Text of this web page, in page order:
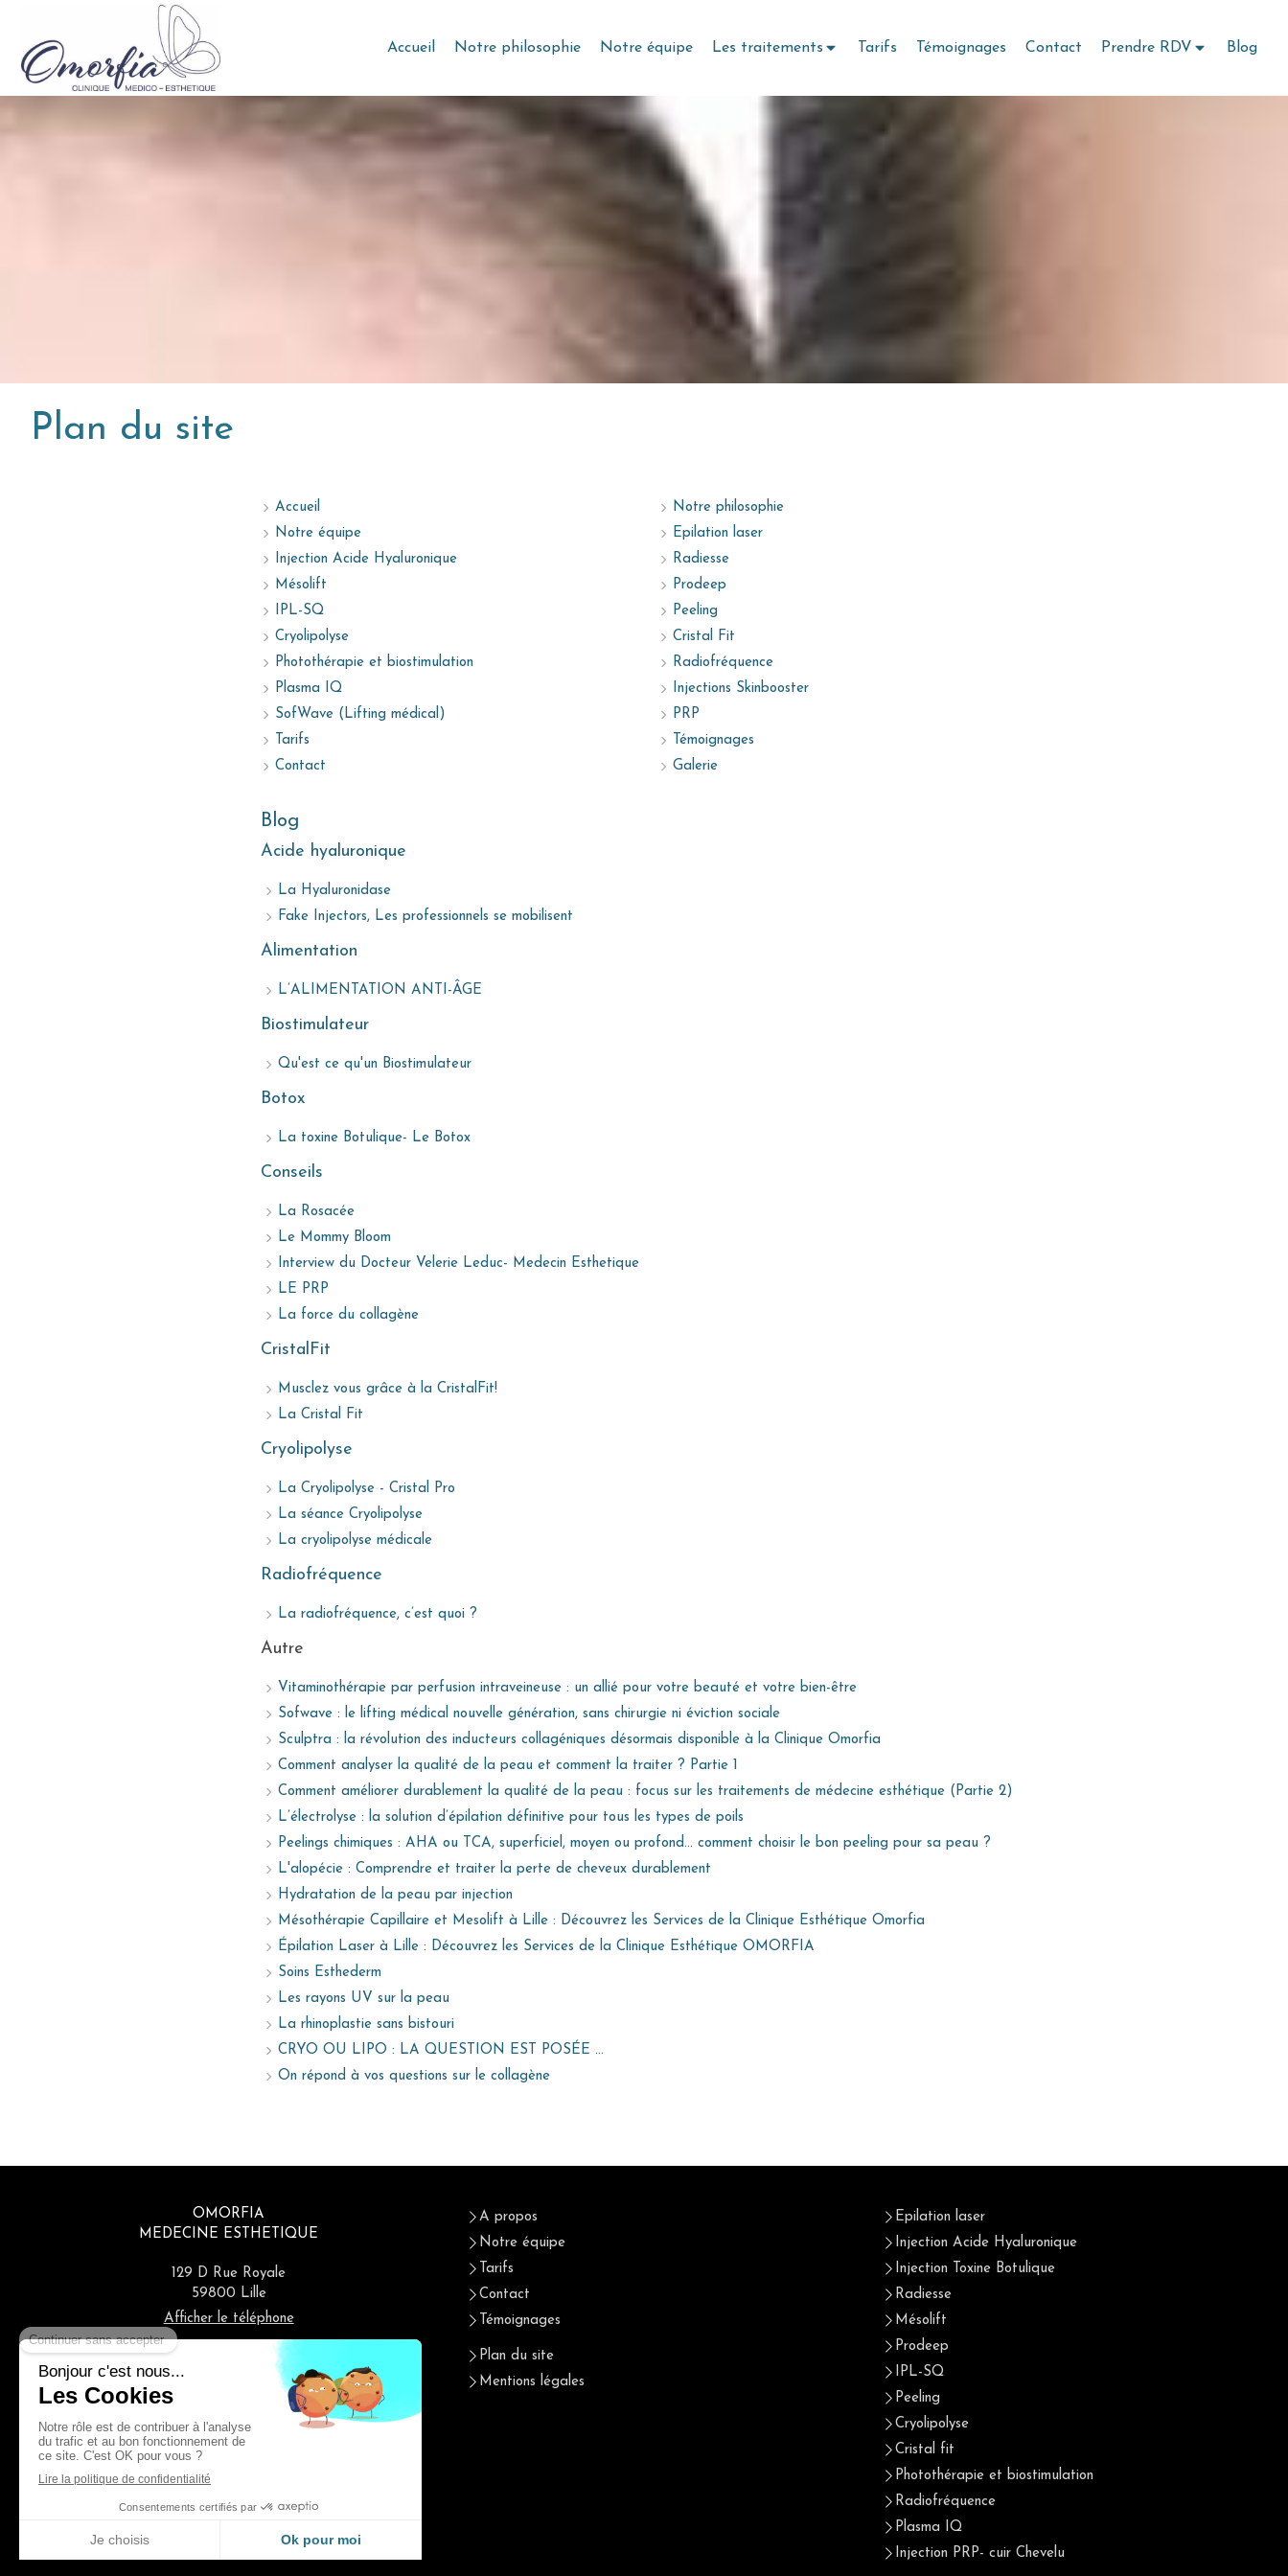
Accueil Notre philosophie Notre équipe Les traitements Tarifs Témoignages Contact Prendre RDV Blog
Plan du site
Accueil
Notre philosophie
Notre équipe
Epilation laser
Injection Acide Hyaluronique
Radiesse
Mésolift
Prodeep
IPL-SQ
Peeling
Cryolipolyse
Cristal Fit
Photothérapie et biostimulation
Radiofréquence
Plasma IQ
Injections Skinbooster
SofWave (Lifting médical)
PRP
Tarifs
Témoignages
Contact
Galerie
Blog
Acide hyaluronique
La Hyaluronidase
Fake Injectors, Les professionnels se mobilisent
Alimentation
L’ALIMENTATION ANTI-ÂGE
Biostimulateur
Qu'est ce qu'un Biostimulateur
Botox
La toxine Botulique- Le Botox
Conseils
La Rosacée
Le Mommy Bloom
Interview du Docteur Velerie Leduc- Medecin Esthetique
LE PRP
La force du collagène
CristalFit
Musclez vous grâce à la CristalFit!
La Cristal Fit
Cryolipolyse
La Cryolipolyse - Cristal Pro
La séance Cryolipolyse
La cryolipolyse médicale
Radiofréquence
La radiofréquence, c’est quoi ?
Autre
Vitaminothérapie par perfusion intraveineuse : un allié pour votre beauté et votre bien-être
Sofwave : le lifting médical nouvelle génération, sans chirurgie ni éviction sociale
Sculptra : la révolution des inducteurs collagéniques désormais disponible à la Clinique Omorfia
Comment analyser la qualité de la peau et comment la traiter ? Partie 1
Comment améliorer durablement la qualité de la peau : focus sur les traitements de médecine esthétique (Partie 2)
L’électrolyse : la solution d’épilation définitive pour tous les types de poils
Peelings chimiques : AHA ou TCA, superficiel, moyen ou profond… comment choisir le bon peeling pour sa peau ?
L'alopécie : Comprendre et traiter la perte de cheveux durablement
Hydratation de la peau par injection
Mésothérapie Capillaire et Mesolift à Lille : Découvrez les Services de la Clinique Esthétique Omorfia
Épilation Laser à Lille : Découvrez les Services de la Clinique Esthétique OMORFIA
Soins Esthederm
Les rayons UV sur la peau
La rhinoplastie sans bistouri
CRYO OU LIPO : LA QUESTION EST POSÉE …
On répond à vos questions sur le collagène
OMORFIA
MEDECINE ESTHETIQUE
129 D Rue Royale
59800 Lille
Afficher le téléphone
A propos
Notre équipe
Tarifs
Contact
Témoignages
Plan du site
Mentions légales
Epilation laser
Injection Acide Hyaluronique
Injection Toxine Botulique
Radiesse
Mésolift
Prodeep
IPL-SQ
Peeling
Cryolipolyse
Cristal fit
Photothérapie et biostimulation
Radiofréquence
Plasma IQ
Injection PRP- cuir Chevelu